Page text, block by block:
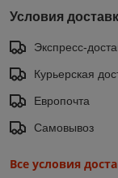
Условия
Экспресс-
Курьерская
Европочта
Самовывоз
Все условия